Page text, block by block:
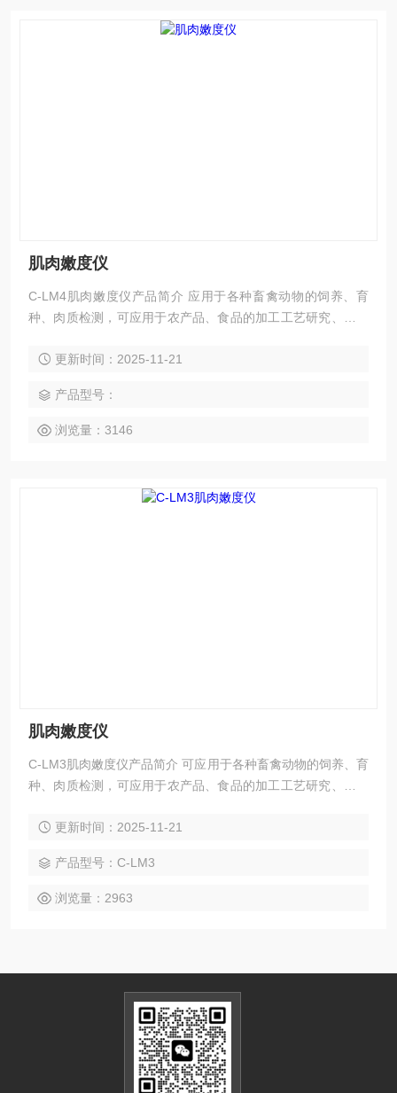
肌肉嫩度仪
C-LM4肌肉嫩度仪产品简介 应用于各种畜禽动物的饲养、育
种、肉质检测，可应用于农产品、食品的加工工艺研究、新食
门制定食品标准提供新的检测技术和检验方法;
更新时间：2025-11-21
产品型号：
浏览量：3146
肌肉嫩度仪
C-LM3肌肉嫩度仪产品简介 可应用于各种畜禽动物的饲养、育
种、肉质检测，可应用于农产品、食品的加工工艺研究、新食
门制定食品标准提供新的检测技术和检验方法;
更新时间：2025-11-21
产品型号：C-LM3
浏览量：2963